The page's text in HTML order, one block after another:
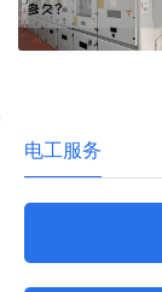
电工服务